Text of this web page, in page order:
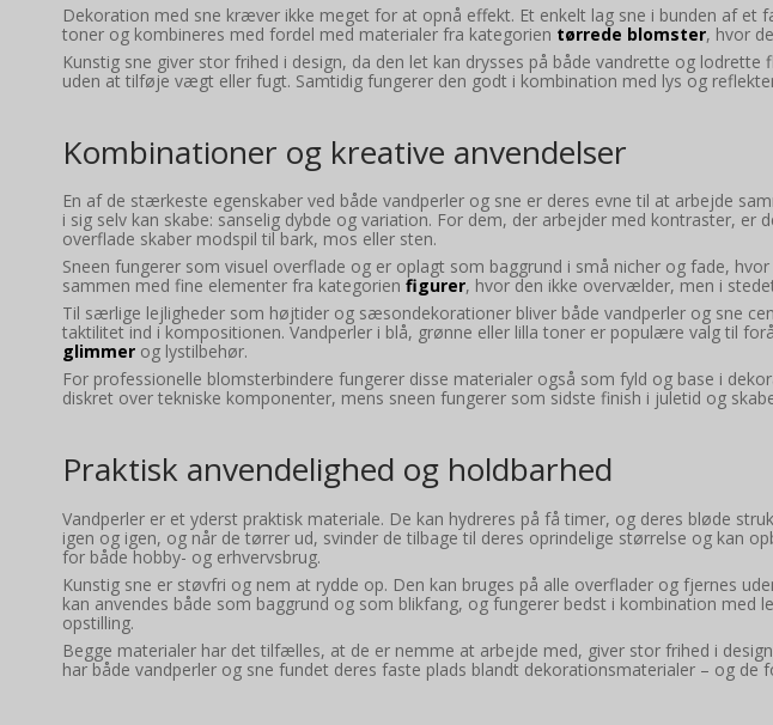
Dekoration med sne kræver ikke meget for at opnå effekt. Et enkelt lag sne i bunden af
toner og kombineres med fordel med materialer fra kategorien tørrede blomster, hvor
Kunstig sne giver stor frihed i design, da den let kan drysses på både vandrette og
uden at tilføje vægt eller fugt. Samtidig fungerer den godt i kombination med lys og
Kombinationer og kreative anvendelser
En af de stærkeste egenskaber ved både vandperler og sne er deres evne til at arbejde
i sig selv kan skabe: sanselig dybde og variation. For dem, der arbejder med kontraster,
overflade skaber modspil til bark, mos eller sten.
Sneen fungerer som visuel overflade og er oplagt som baggrund i små nicher og fade,
sammen med fine elementer fra kategorien figurer, hvor den ikke overvælder, men i
Til særlige lejligheder som højtider og sæsondekorationer bliver både vandperler og sne
taktilitet ind i kompositionen. Vandperler i blå, grønne eller lilla toner er populære valg til
glimmer og lystilbehør.
For professionelle blomsterbindere fungerer disse materialer også som fyld og base i
diskret over tekniske komponenter, mens sneen fungerer som sidste finish i juletid og
Praktisk anvendelighed og holdbarhed
Vandperler er et yderst praktisk materiale. De kan hydreres på få timer, og deres bløde
igen og igen, og når de tørrer ud, svinder de tilbage til deres oprindelige størrelse og kan
for både hobby- og erhvervsbrug.
Kunstig sne er støvfri og nem at rydde op. Den kan bruges på alle overflader og fjernes
kan anvendes både som baggrund og som blikfang, og fungerer bedst i kombination
opstilling.
Begge materialer har det tilfælles, at de er nemme at arbejde med, giver stor frihed i
har både vandperler og sne fundet deres faste plads blandt dekorationsmaterialer – og